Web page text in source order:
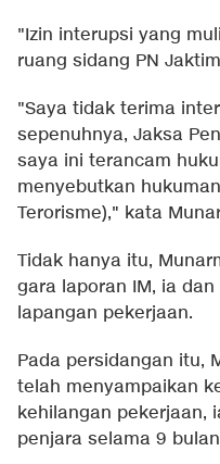
"Izin interupsi yang
ruang sidang PN
"Saya tidak terima
sepenuhnya, Jaksa
saya ini terancam
menyebutkan
Terorisme)," kata
Tidak hanya itu,
gara laporan IM, ia
lapangan pekerjaan.
Pada persidangan itu,
telah menyampaikan
kehilangan pekerjaan,
penjara selama 9